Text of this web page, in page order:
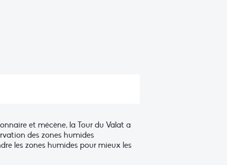
et mécène, la Tour du Valat a
des zones humides
les zones humides pour mieux les